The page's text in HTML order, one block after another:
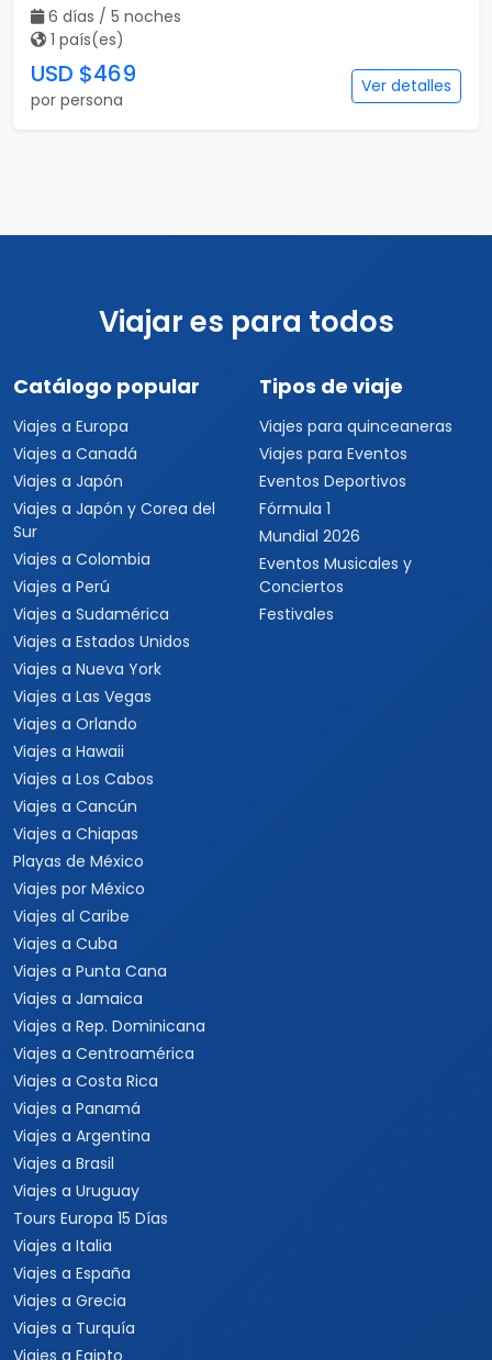
6 días / 5 noches
1 país(es)
USD $469
por persona
Ver detalles
Viajar es para todos
Catálogo popular
Viajes a Europa
Viajes a Canadá
Viajes a Japón
Viajes a Japón y Corea del
Sur
Viajes a Colombia
Viajes a Perú
Viajes a Sudamérica
Viajes a Estados Unidos
Viajes a Nueva York
Viajes a Las Vegas
Viajes a Orlando
Viajes a Hawaii
Viajes a Los Cabos
Viajes a Cancún
Viajes a Chiapas
Playas de México
Viajes por México
Viajes al Caribe
Viajes a Cuba
Viajes a Punta Cana
Viajes a Jamaica
Viajes a Rep. Dominicana
Viajes a Centroamérica
Viajes a Costa Rica
Viajes a Panamá
Viajes a Argentina
Viajes a Brasil
Viajes a Uruguay
Tours Europa 15 Días
Viajes a Italia
Viajes a España
Viajes a Grecia
Viajes a Turquía
Viajes a Egipto
Tipos de viaje
Viajes para quinceaneras
Viajes para Eventos
Eventos Deportivos
Fórmula 1
Mundial 2026
Eventos Musicales y
Conciertos
Festivales